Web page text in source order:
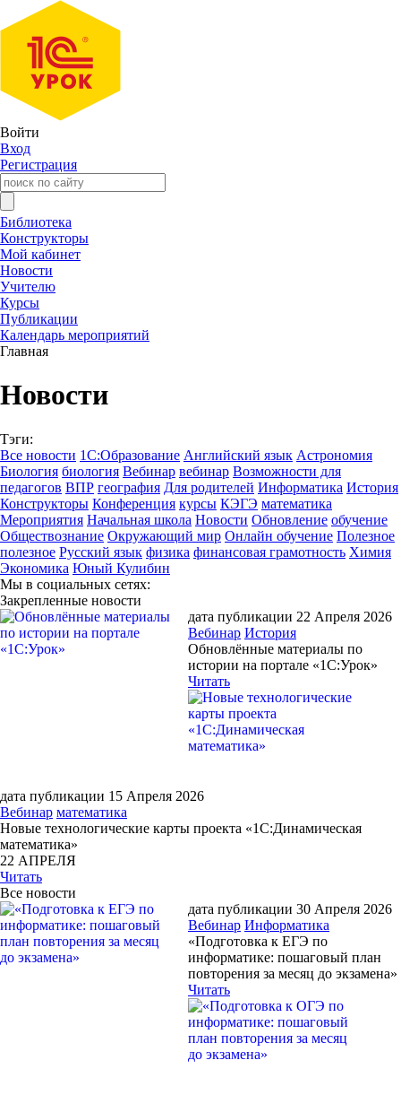
Войти
Вход
Регистрация
Библиотека
Конструкторы
Мой кабинет
Новости
Учителю
Курсы
Публикации
Календарь мероприятий
Главная
Новости
Тэги:
Все новости 1С:Образование Английский язык Астрономия
Биология биология Вебинар вебинар Возможности для
педагогов ВПР география Для родителей Информатика История
Конструкторы Конференция курсы КЭГЭ математика
Мероприятия Начальная школа Новости Обновление обучение
Обществознание Окружающий мир Онлайн обучение Полезное
полезное Русский язык физика финансовая грамотность Химия
Экономика Юный Кулибин
Мы в социальных сетях:
Закрепленные новости
дата публикации 22 Апреля 2026
Вебинар История
Обновлённые материалы по
истории на портале «1С:Урок»
Читать
дата публикации 15 Апреля 2026
Вебинар математика
Новые технологические карты проекта «1С:Динамическая
математика»
22 АПРЕЛЯ
Читать
Все новости
дата публикации 30 Апреля 2026
Вебинар Информатика
«Подготовка к ЕГЭ по
информатике: пошаговый план
повторения за месяц до экзамена»
Читать